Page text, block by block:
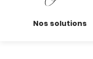
Nos solutions